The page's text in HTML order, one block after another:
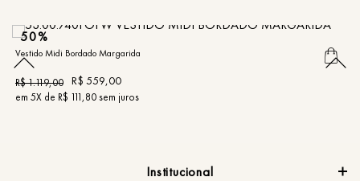
50%
Vestido Midi Bordado Margarida
R$1.119,00 R$ 559,00
em 5X de R$ 111,80sem juros
Institucional